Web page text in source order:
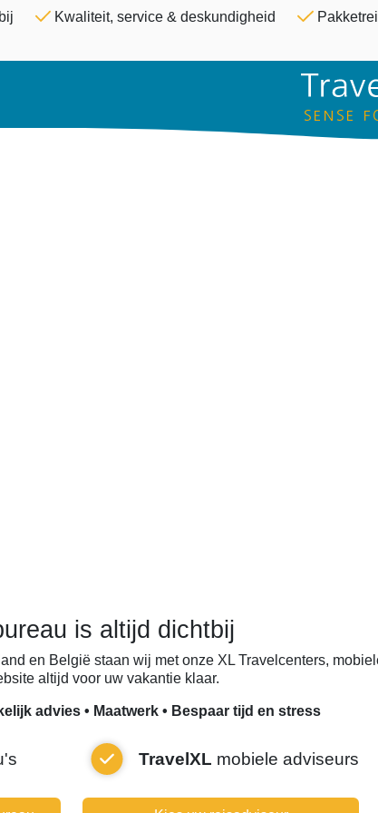
Kwaliteit, service & deskundigheid
is altijd dichtbij
en België staan wij met onze XL Travelcenters,
altijd voor uw vakantie klaar.
advies • Maatwerk • Bespaar tijd en stress
TravelXL mobiele adviseurs